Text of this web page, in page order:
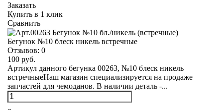
Заказать
Купить в 1 клик
Сравнить
Бегунок №10 блеск никель встречные
Отзывов: 0
100 руб.
Артикул данного бегунка 00263, №10 блеск никель
встречныеНаш магазин специализируется на продаже
запчастей для чемоданов. В наличии деталь -...